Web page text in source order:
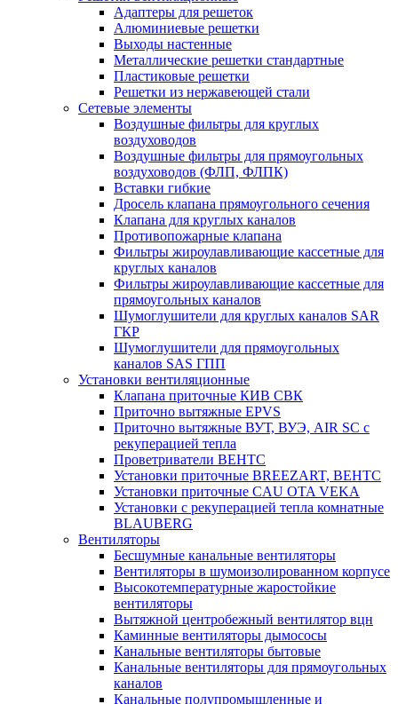
Адаптеры для решеток
Алюминиевые решетки
Выходы настенные
Металлические решетки стандартные
Пластиковые решетки
Решетки из нержавеющей стали
Сетевые элементы
Воздушные фильтры для круглых
воздуховодов
Воздушные фильтры для прямоугольных
воздуховодов (ФЛП, ФЛПК)
Вставки гибкие
Дросель клапана прямоугольного сечения
Клапана для круглых каналов
Противопожарные клапана
Фильтры жироулавливающие кассетные для
круглых каналов
Фильтры жироулавливающие кассетные для
прямоугольных каналов
Шумоглушители для круглых каналов SAR
ГКР
Шумоглушители для прямоугольных
каналов SAS ГПП
Установки вентиляционные
Клапана приточные КИВ СВК
Приточно вытяжные EPVS
Приточно вытяжные ВУТ, ВУЭ, AIR SC с
рекуперацией тепла
Проветриватели ВЕНТС
Установки приточные BREEZART, ВЕНТС
Установки приточные CAU OTA VEKA
Установки с рекуперацией тепла комнатные
BLAUBERG
Вентиляторы
Бесшумные канальные вентиляторы
Вентиляторы в шумоизолированном корпусе
Высокотемпературные жаростойкие
вентиляторы
Вытяжной центробежный вентилятор вцн
Каминные вентиляторы дымососы
Канальные вентиляторы бытовые
Канальные вентиляторы для прямоугольных
каналов
Канальные полупромышленные и